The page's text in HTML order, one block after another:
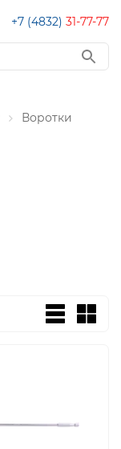
+7 (4832) 31-77-77
Воротки